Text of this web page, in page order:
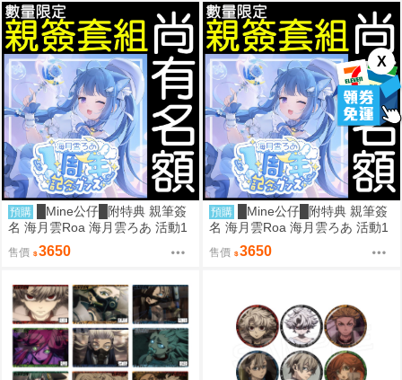
X
預購
█Mine公仔█附特典 親筆簽
名 海月雲Roa 海月雲ろあ 活動1
周年記念 一週年紀念套組 直筆
親簽 娃娃 壓克力板
售價 3650
預購
█Mine公仔█附特典 親筆簽
名 海月雲Roa 海月雲ろあ 活動1
周年記念 一週年紀念套組 直筆
親簽 娃娃 壓克力板
售價 3650